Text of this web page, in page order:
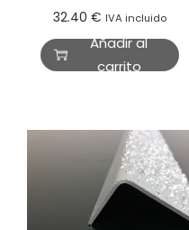
32.40 € IVA incluido
Añadir al
carrito